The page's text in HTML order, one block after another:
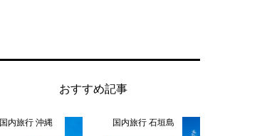
おすすめ記事
国内旅行 沖縄 国内旅行 石垣島